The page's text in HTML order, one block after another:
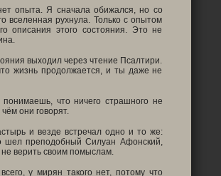
опыта. Я сначала обижался, но со
вселенная рухнула. Только с опытом
описания этого состояния. Это не
выходил через чтение Псалтири.
жизнь продолжается, и ты даже не
что ничего страшного не
они говорят.
и везде встречал одно и то же:
шел преподобный Силуан Афонский,
верить своим помыслам.
у мирян такого нет, потому что